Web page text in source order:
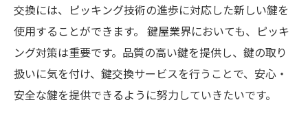
交換には、ピッキング技術の進歩に対応した新しい鍵を
使用することができます。 鍵屋業界においても、ピッキ
ング対策は重要です。品質の高い鍵を提供し、鍵の取り
扱いに気を付け、鍵交換サービスを行うことで、安心・
安全な鍵を提供できるように努力していきたいです。